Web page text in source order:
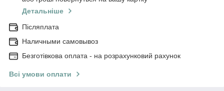
Детальніше
Післяплата
Наличными самовывоз
Безготівкова оплата - на розрахунковий рахунок
Всі умови оплати